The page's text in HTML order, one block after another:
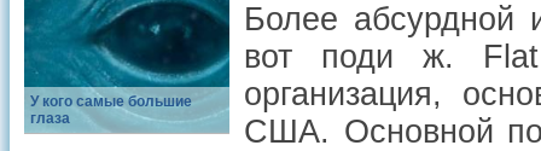
У кого самые большие
глаза
Более абсурдной
вот поди ж.
организация,
США. Основной